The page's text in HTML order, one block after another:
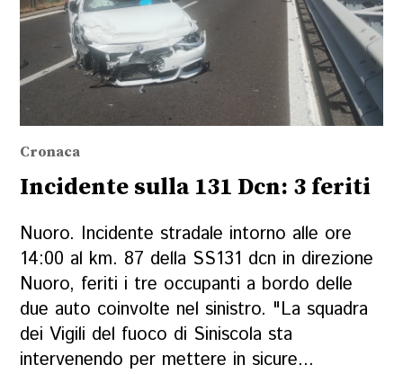
Cronaca
Incidente sulla 131 Dcn: 3 feriti
Nuoro. Incidente stradale intorno alle ore
14:00 al km. 87 della SS131 dcn in direzione
Nuoro, feriti i tre occupanti a bordo delle
due auto coinvolte nel sinistro. "La squadra
dei Vigili del fuoco di Siniscola sta
intervenendo per mettere in sicure...